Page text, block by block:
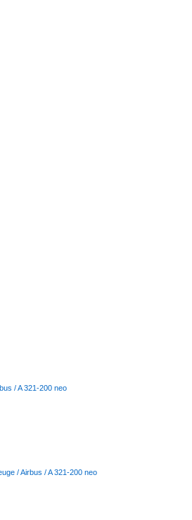
/ A 321-200 neo
/ Airbus / A 321-200 neo